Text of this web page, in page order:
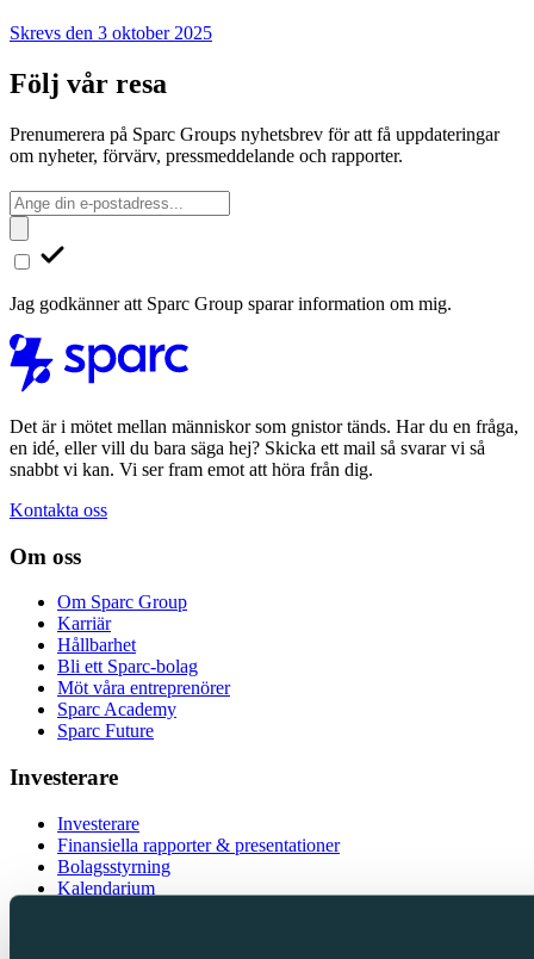
Skrevs den 3 oktober 2025
Följ vår resa
Prenumerera på Sparc Groups nyhetsbrev för att få uppdateringar
om nyheter, förvärv, pressmeddelande och rapporter.
Jag godkänner att Sparc Group sparar information om mig.
Det är i mötet mellan människor som gnistor tänds. Har du en fråga,
en idé, eller vill du bara säga hej? Skicka ett mail så svarar vi så
snabbt vi kan. Vi ser fram emot att höra från dig.
Kontakta oss
Om oss
Om Sparc Group
Karriär
Hållbarhet
Bli ett Sparc-bolag
Möt våra entreprenörer
Sparc Academy
Sparc Future
Investerare
Investerare
Finansiella rapporter & presentationer
Bolagsstyrning
Kalendarium